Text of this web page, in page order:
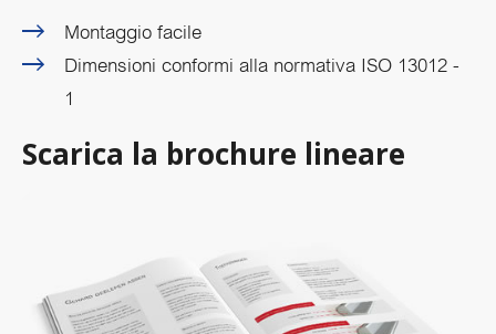
Montaggio facile
Dimensioni conformi alla normativa ISO 13012 -
1
Scarica la brochure lineare